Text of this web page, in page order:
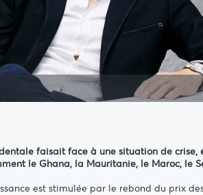
faisait face à une situation de
le Ghana, la Mauritanie, le Maroc, le
est stimulée par le rebond du prix